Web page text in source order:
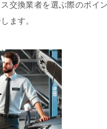
交換業者を選ぶ際のポイ
ます。